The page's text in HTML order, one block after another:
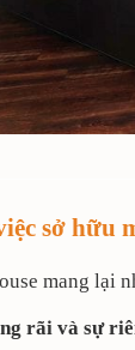
sở hữu
mang lại
rãi và sự